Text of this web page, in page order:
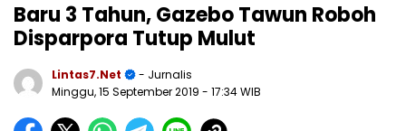
Baru 3 Tahun, Gazebo Tawun Roboh
Disparpora Tutup Mulut
Lintas7.net
- Jurnalis
Minggu, 15 September 2019 - 17:34 WIB